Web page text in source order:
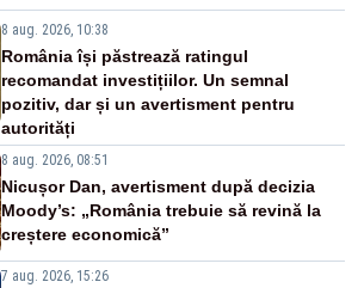
8 aug. 2026, 10:38
România își păstrează ratingul
recomandat investițiilor. Un semnal
pozitiv, dar și un avertisment pentru
autorități
8 aug. 2026, 08:51
Nicușor Dan, avertisment după decizia
Moody’s: „România trebuie să revină la
creștere economică”
7 aug. 2026, 15:26